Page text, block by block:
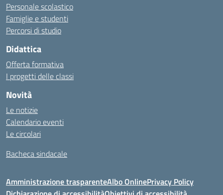
Personale scolastico
Famiglie e studenti
Percorsi di studio
Didattica
Offerta formativa
I progetti delle classi
Novità
Le notizie
Calendario eventi
Le circolari
Bacheca sindacale
Amministrazione trasparenteAlbo OnlinePrivacy Policy